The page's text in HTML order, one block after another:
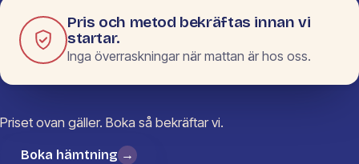
Pris och metod bekräftas innan vi
startar.
Inga överraskningar när mattan är hos oss.
Priset ovan gäller. Boka så bekräftar vi.
Boka hämtning →